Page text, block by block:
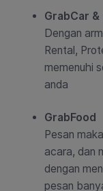
GrabCar &
Dengan
Rental,
memenuhi
anda
GrabFood
Pesan
acara, dan
dengan
pesan